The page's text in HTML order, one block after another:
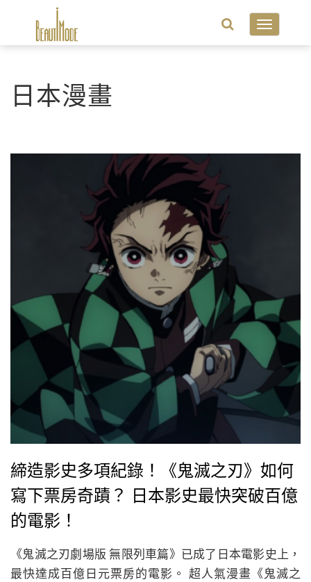
Toggle
日本漫畫
締造影史多項紀錄！《鬼滅之刃》如何
寫下票房奇蹟？ 日本影史最快突破百億
的電影！
《鬼滅之刃劇場版 無限列車篇》已成了日本電影史上，
最快達成百億日元票房的電影。 超人氣漫畫《鬼滅之